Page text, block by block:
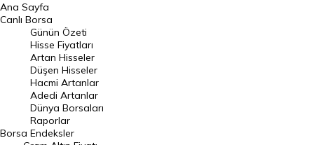
BIST 100 Hisseleri
En Çok Artan Hisseler
En Çok Düşen Hisseler
Hacmi Artanlar
Geçmiş Kapanışlar
Dünya Borsaları
Ana Sayfa
Canlı Borsa
Borsa
Günün Özeti
Hisse Fiyatları
Artan Hisseler
Düşen Hisseler
Hacmi Artanlar
Adedi Artanlar
Dünya Borsaları
Raporlar
Endeksler